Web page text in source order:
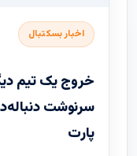
اخبار بسکتبال
خروج یک تیم
سرنوشت
پارت